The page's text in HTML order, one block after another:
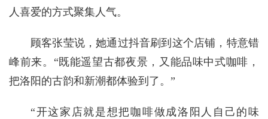
人喜爱的方式聚集人气。
顾客张莹说，她通过抖音刷到这个店铺，特意错
峰前来。“既能遥望古都夜景，又能品味中式咖啡，
把洛阳的古韵和新潮都体验到了。”
“开这家店就是想把咖啡做成洛阳人自己的味